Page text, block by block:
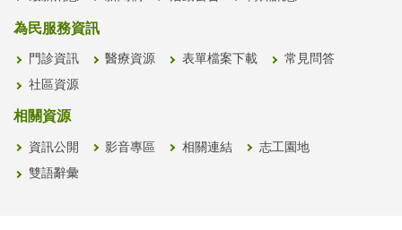
為民服務資訊
門診資訊 醫療資源 表單檔案下載 常見問答
社區資源
相關資源
資訊公開 影音專區 相關連結 志工園地
雙語辭彙